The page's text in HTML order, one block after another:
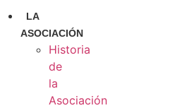
LA
ASOCIACIÓN
Historia
de
la
Asociación